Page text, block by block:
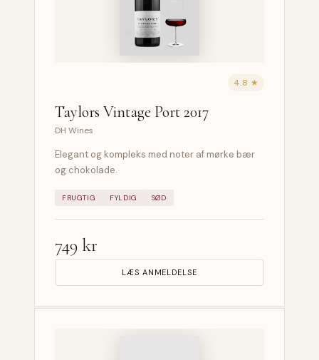
4.8 ★
Taylors Vintage Port 2017
DH Wines
Elegant og kompleks med noter af mørke bær
og chokolade.
FRUGTIG FYLDIG SØD
749 kr
LÆS ANMELDELSE